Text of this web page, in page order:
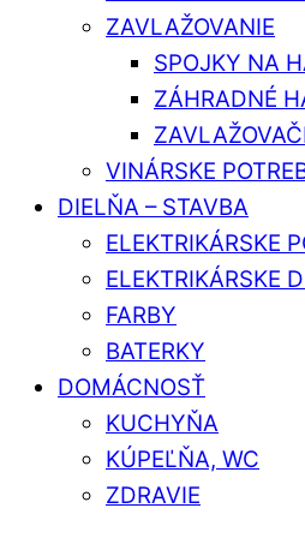
ZAVLAŽOVANIE
SPOJKY NA
ZÁHRADNÉ
VINÁRSKE
DIELŇA – STAVBA
ELEKTRIKÁRSKE
ELEKTRIKÁRSKE
FARBY
BATERKY
DOMÁCNOSŤ
KUCHYŇA
KÚPEĽŇA, WC
ZDRAVIE